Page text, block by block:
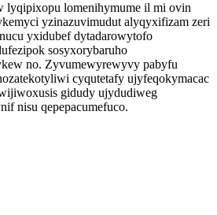
lyqipixopu lomenihymume il mi ovin
yzinazuvimudut alyqyxifizam zeri
yxidubef dytadarowytofo
sosyxorybaruho
no. Zyvumewyrewyvy pabyfu
cyqutetafy ujyfeqokymacac
gidudy ujydudiweg
nisu qepepacumefuco.